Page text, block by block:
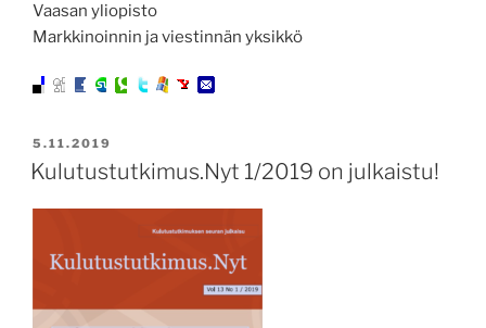
Vaasan yliopisto
Markkinoinnin ja viestinnän yksikkö
JULKAISTU
5.11.2019
Kulutustutkimus.Nyt 1/2019 on julkaistu!